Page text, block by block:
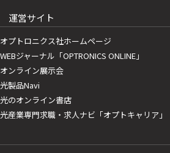
運営サイト
オプトロニクス社ホームページ
WEBジャーナル「OPTRONICS ONLINE」
オンライン展示会
光製品Navi
光のオンライン書店
光産業専門求職・求人ナビ「オプトキャリア」